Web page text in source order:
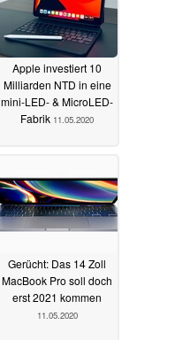
Apple investiert 10
Milliarden NTD in eine
mini-LED- & MicroLED-
Fabrik 11.05.2020
Gerücht: Das 14 Zoll
MacBook Pro soll doch
erst 2021 kommen
11.05.2020